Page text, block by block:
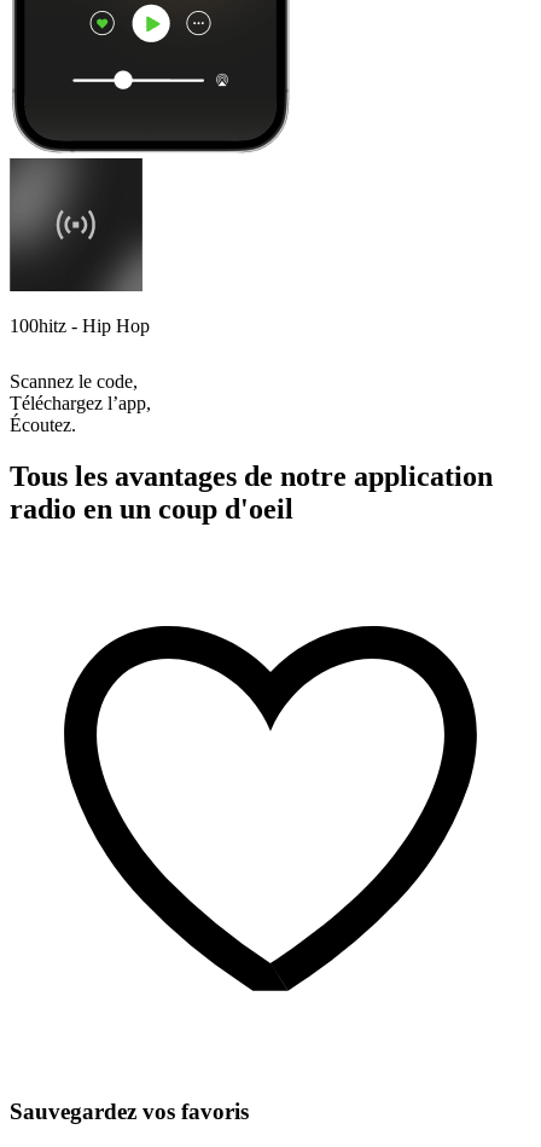
100hitz - Hip Hop
Scannez le code,
Téléchargez l’app,
Écoutez.
Tous les avantages de notre application
radio en un coup d'oeil
Sauvegardez vos favoris